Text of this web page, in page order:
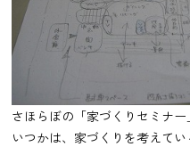
さほらぼの「家づくりセミナー
いつかは、家づくりを考えて